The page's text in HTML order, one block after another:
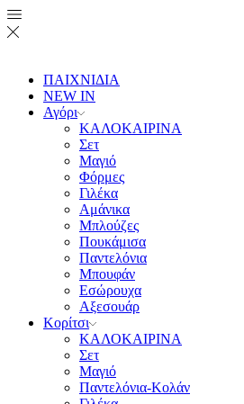
ΠΑΙΧΝΙΔΙΑ
NEW IN
Αγόρι
ΚΑΛΟΚΑΙΡΙΝΑ
Σετ
Μαγιό
Φόρμες
Γιλέκα
Αμάνικα
Μπλούζες
Πουκάμισα
Παντελόνια
Μπουφάν
Εσώρουχα
Αξεσουάρ
Κορίτσι
ΚΑΛΟΚΑΙΡΙΝΑ
Σετ
Μαγιό
Παντελόνια-Κολάν